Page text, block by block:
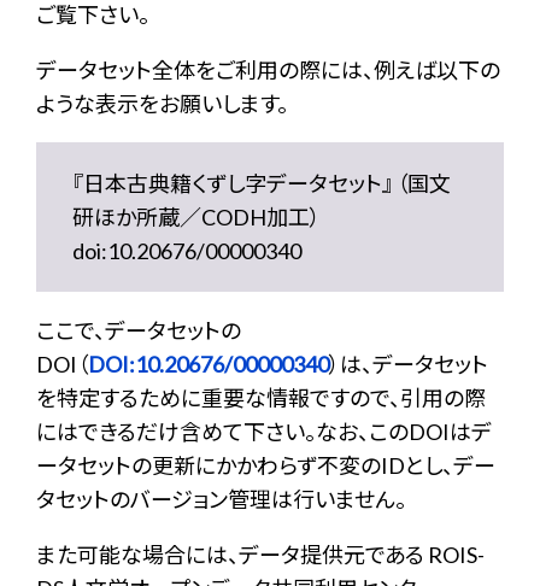
ご覧下さい。
データセット全体をご利用の際には、例えば以下の
ような表示をお願いします。
『日本古典籍くずし字データセット』 （国文
研ほか所蔵／CODH加工）
doi:10.20676/00000340
ここで、データセットの
DOI（DOI:10.20676/00000340）は、データセット
を特定するために重要な情報ですので、引用の際
にはできるだけ含めて下さい。なお、このDOIはデ
ータセットの更新にかかわらず不変のIDとし、デー
タセットのバージョン管理は行いません。
また可能な場合には、データ提供元である ROIS-